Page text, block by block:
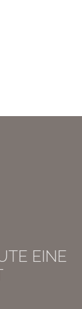
EINE